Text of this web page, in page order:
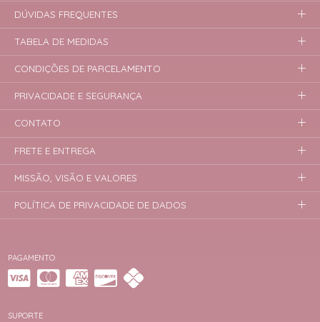
PAGAMENTO
SUPORTE
DÚVIDAS FREQUENTES
TABELA DE MEDIDAS
CONDIÇÕES DE PARCELAMENTO
PRIVACIDADE E SEGURANÇA
CONTATO
FRETE E ENTREGA
MISSÃO, VISÃO E VALORES
POLÍTICA DE PRIVACIDADE DE DADOS